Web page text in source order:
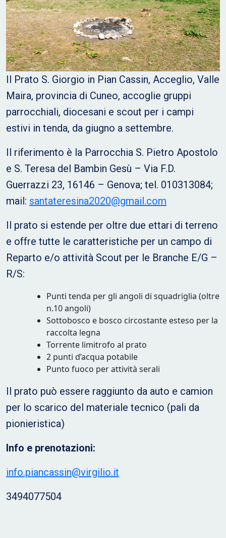
Il Prato S. Giorgio in Pian Cassin, Acceglio, Valle
Maira, provincia di Cuneo, accoglie gruppi
parrocchiali, diocesani e scout per i campi
estivi in tenda, da giugno a settembre.
Il riferimento è la Parrocchia S. Pietro Apostolo
e S. Teresa del Bambin Gesù – Via F.D.
Guerrazzi 23, 16146 – Genova; tel. 010313084;
mail: santateresina2020@gmail.com
Il prato si estende per oltre due ettari di terreno
e offre tutte le caratteristiche per un campo di
Reparto e/o attività Scout per le Branche E/G –
R/S:
Punti tenda per gli angoli di squadriglia (oltre
n.10 angoli)
Sottobosco e bosco circostante esteso per la
raccolta legna
Torrente limitrofo al prato
2 punti d’acqua potabile
Punto fuoco per attività serali
Il prato può essere raggiunto da auto e camion
per lo scarico del materiale tecnico (pali da
pionieristica)
Info e prenotazioni:
info.piancassin@virgilio.it
3494077504